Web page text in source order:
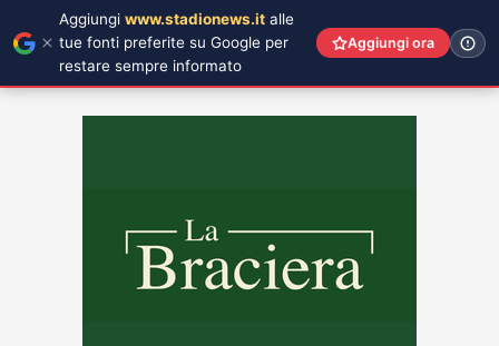
Aggiungi www.stadionews.it alle
tue fonti preferite su Google per
restare sempre informato
Aggiungi ora